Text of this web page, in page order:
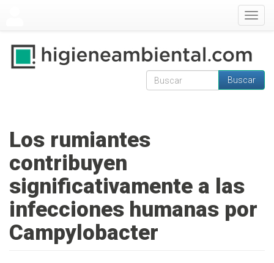
Formulario de
Buscar
Los rumiantes
contribuyen
significativamente a las
infecciones humanas por
Campylobacter